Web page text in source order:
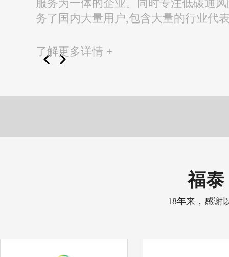
服务为一体的企业。同时专注低碳通
务了国内大量用户,包含大量的行业代
了解更多详情 +
福泰
18年来，感谢